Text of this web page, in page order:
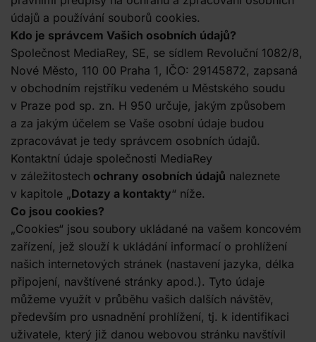
údajů a používání souborů cookies.
Kdo je správcem Vašich osobních údajů?
Společnost MediaRey, SE, se sídlem Revoluční 1082/8,
Nové Město, 110 00 Praha 1, IČO: 29145872, zapsaná
v obchodním rejstříku vedeném u Městského soudu
v Praze pod sp. zn. H 950 určuje, jakým způsobem
a za jakým účelem se Vaše osobní údaje budou
zpracovávat je tedy správcem osobních údajů.
Kontaktní údaje společnosti MediaRey
v záležitostech ochrany osobních údajů naleznete
v kapitole „Dotazy a kontakty“ níže.
Co jsou cookies?
„Cookies“ jsou soubory ukládané na vašem koncovém
zařízení, jež slouží k ukládání informací o prohlížení
našich internetových stránek (nastavení jazyka, délka
připojení, navštívené stránky apod.). Tyto údaje
můžeme využít v průběhu vašich dalších návštěv,
především pro usnadnění prohlížení, tj. k identifikaci
uživatele, který již danou webovou stránku navštívil